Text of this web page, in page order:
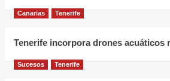
El
tradición
Canarias Tenerife
Tenerife incorpora drones acuáticos
Sucesos Tenerife